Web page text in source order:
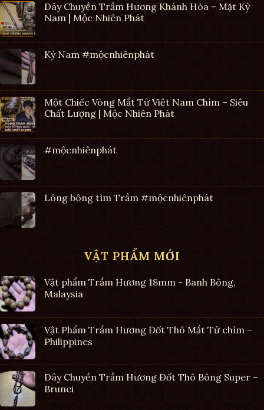
Dây Chuyền Trầm Hương Khánh Hòa – Mặt Kỳ
Nam | Mộc Nhiên Phát
Kỳ Nam #mộcnhiênphát
Một Chiếc Vòng Mắt Tử Việt Nam Chìm – Siêu
Chất Lượng | Mộc Nhiên Phát
#mộcnhiênphát
Lông bông tìm Trầm #mộcnhiênphát
VẬT PHẨM MỚI
Vật phẩm Trầm Hương 18mm - Banh Bông,
Malaysia
Vật Phẩm Trầm Hương Đốt Thô Mắt Tử chìm –
Philippines
Dây Chuyền Trầm Hương Đốt Thô Bông Super –
Brunei